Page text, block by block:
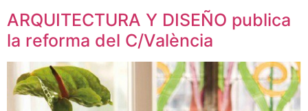
ARQUITECTURA Y DISEÑO publica
la reforma del C/València